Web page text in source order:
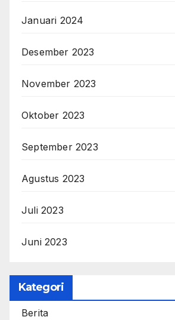
Januari 2024
Desember 2023
November 2023
Oktober 2023
September 2023
Agustus 2023
Juli 2023
Juni 2023
Kategori
Berita